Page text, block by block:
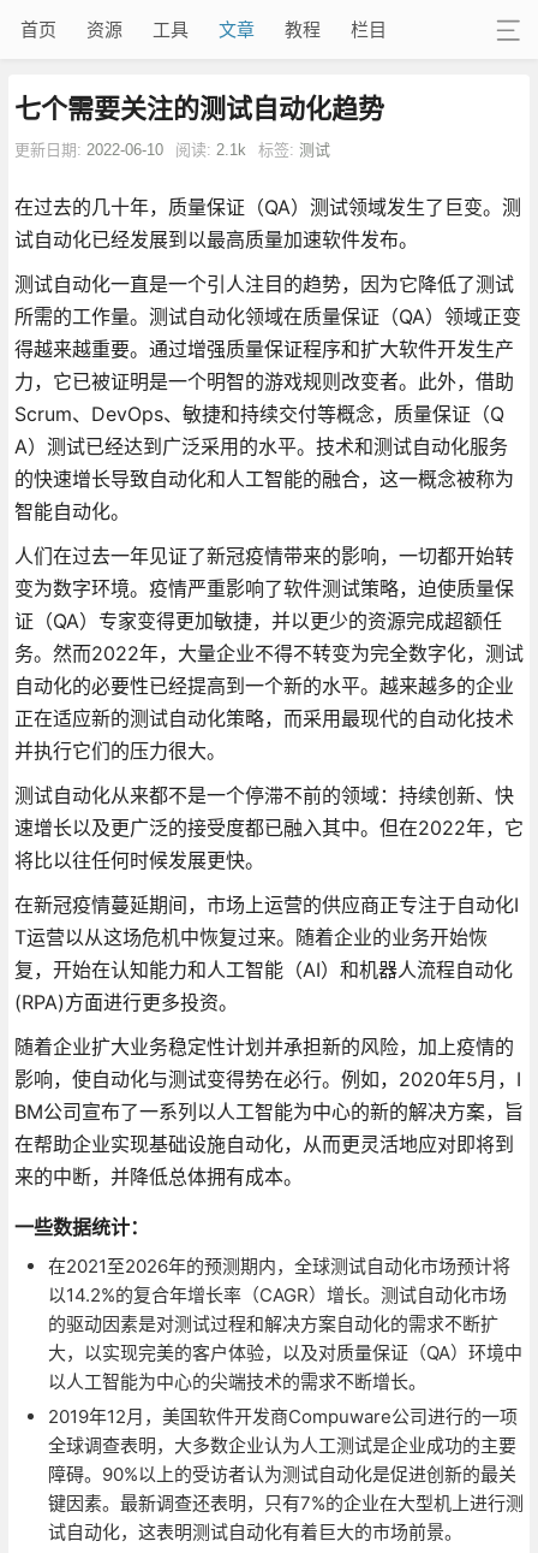
首页 资源 工具 文章 教程 栏目
​七个需要关注的测试自动化趋势
更新日期: 2022-06-10 阅读: 2.1k 标签: 测试
在过去的几十年，质量保证（QA）测试领域发生了巨变。测
试自动化已经发展到以最高质量加速软件发布。
测试自动化一直是一个引人注目的趋势，因为它降低了测试
所需的工作量。测试自动化领域在质量保证（QA）领域正变
得越来越重要。通过增强质量保证程序和扩大软件开发生产
力，它已被证明是一个明智的游戏规则改变者。此外，借助
Scrum、DevOps、敏捷和持续交付等概念，质量保证（Q
A）测试已经达到广泛采用的水平。技术和测试自动化服务
的快速增长导致自动化和人工智能的融合，这一概念被称为
智能自动化。
人们在过去一年见证了新冠疫情带来的影响，一切都开始转
变为数字环境。疫情严重影响了软件测试策略，迫使质量保
证（QA）专家变得更加敏捷，并以更少的资源完成超额任
务。然而2022年，大量企业不得不转变为完全数字化，测试
自动化的必要性已经提高到一个新的水平。越来越多的企业
正在适应新的测试自动化策略，而采用最现代的自动化技术
并执行它们的压力很大。
测试自动化从来都不是一个停滞不前的领域：持续创新、快
速增长以及更广泛的接受度都已融入其中。但在2022年，它
将比以往任何时候发展更快。
在新冠疫情蔓延期间，市场上运营的供应商正专注于自动化I
T运营以从这场危机中恢复过来。随着企业的业务开始恢
复，开始在认知能力和人工智能（AI）和机器人流程自动化
(RPA)方面进行更多投资。
随着企业扩大业务稳定性计划并承担新的风险，加上疫情的
影响，使自动化与测试变得势在必行。例如，2020年5月，I
BM公司宣布了一系列以人工智能为中心的新的解决方案，旨
在帮助企业实现基础设施自动化，从而更灵活地应对即将到
来的中断，并降低总体拥有成本。
一些数据统计：
在2021至2026年的预测期内，全球测试自动化市场预计将
以14.2%的复合年增长率（CAGR）增长。测试自动化市场
的驱动因素是对测试过程和解决方案自动化的需求不断扩
大，以实现完美的客户体验，以及对质量保证（QA）环境中
以人工智能为中心的尖端技术的需求不断增长。
2019年12月，美国软件开发商Compuware公司进行的一项
全球调查表明，大多数企业认为人工测试是企业成功的主要
障碍。90%以上的受访者认为测试自动化是促进创新的最关
键因素。最新调查还表明，只有7%的企业在大型机上进行测
试自动化，这表明测试自动化有着巨大的市场前景。